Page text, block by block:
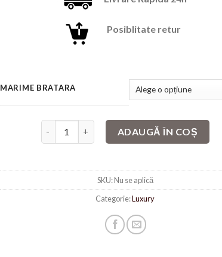
Posiblitate retur
MARIME BRATARA
Cantitate Bratara stil catusa Auriu cu cristale
ADAUGĂ ÎN COȘ
SKU:Nu se aplică
Categorie:Luxury